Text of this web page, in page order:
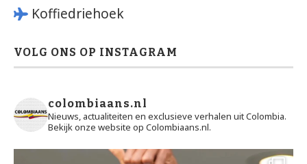
Koffiedriehoek
VOLG ONS OP INSTAGRAM
colombiaans.nl
Nieuws, actualiteiten en exclusieve verhalen uit Colombia.
Bekijk onze website op Colombiaans.nl.